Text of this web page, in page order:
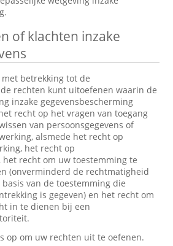
of klachten inzake
betrekking tot de
rechten kunt uitoefenen waarin de
inzake gegevensbescherming
recht op het vragen van toegang
van persoonsgegevens of
alsmede het recht op
het recht op
recht om uw toestemming te
(onverminderd de rechtmatigheid
van de toestemming die
is gegeven) en het recht om
in te dienen bij een
op om uw rechten uit te oefenen.